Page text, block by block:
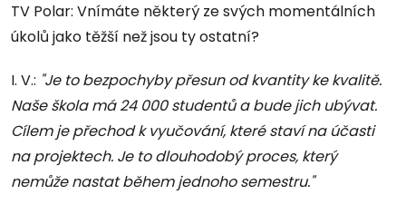
TV Polar: Vnímáte některý ze svých momentálních
úkolů jako těžší než jsou ty ostatní?
I. V.: "Je to bezpochyby přesun od kvantity ke kvalitě.
Naše škola má 24 000 studentů a bude jich ubývat.
Cílem je přechod k vyučování, které staví na účasti
na projektech. Je to dlouhodobý proces, který
nemůže nastat během jednoho semestru."